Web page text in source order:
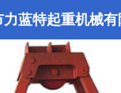
力蓝特起重机械有